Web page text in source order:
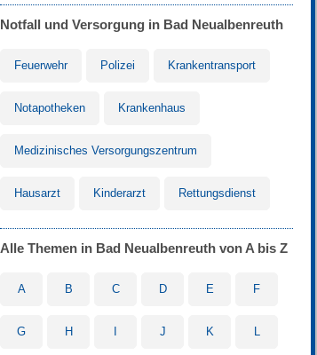
Notfall und Versorgung in Bad Neualbenreuth
Feuerwehr Polizei Krankentransport
Notapotheken Krankenhaus
Medizinisches Versorgungszentrum
Hausarzt Kinderarzt Rettungsdienst
Alle Themen in Bad Neualbenreuth von A bis Z
A B C D E F
G H J K L